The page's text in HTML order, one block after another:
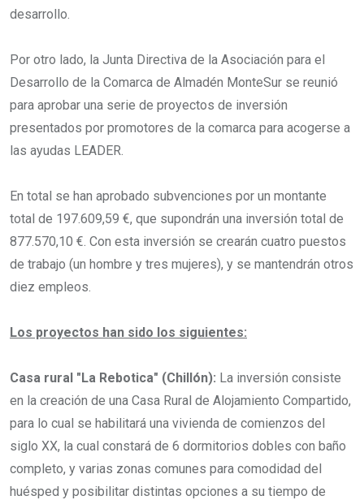
desarrollo.
Por otro lado, la Junta Directiva de la Asociación para el
Desarrollo de la Comarca de Almadén MonteSur se reunió
para aprobar una serie de proyectos de inversión
presentados por promotores de la comarca para acogerse a
las ayudas LEADER.
En total se han aprobado subvenciones por un montante
total de 197.609,59 €, que supondrán una inversión total de
877.570,10 €. Con esta inversión se crearán cuatro puestos
de trabajo (un hombre y tres mujeres), y se mantendrán otros
diez empleos.
Los proyectos han sido los siguientes:
Casa rural "La Rebotica" (Chillón): La inversión consiste
en la creación de una Casa Rural de Alojamiento Compartido,
para lo cual se habilitará una vivienda de comienzos del
siglo XX, la cual constará de 6 dormitorios dobles con baño
completo, y varias zonas comunes para comodidad del
huésped y posibilitar distintas opciones a su tiempo de